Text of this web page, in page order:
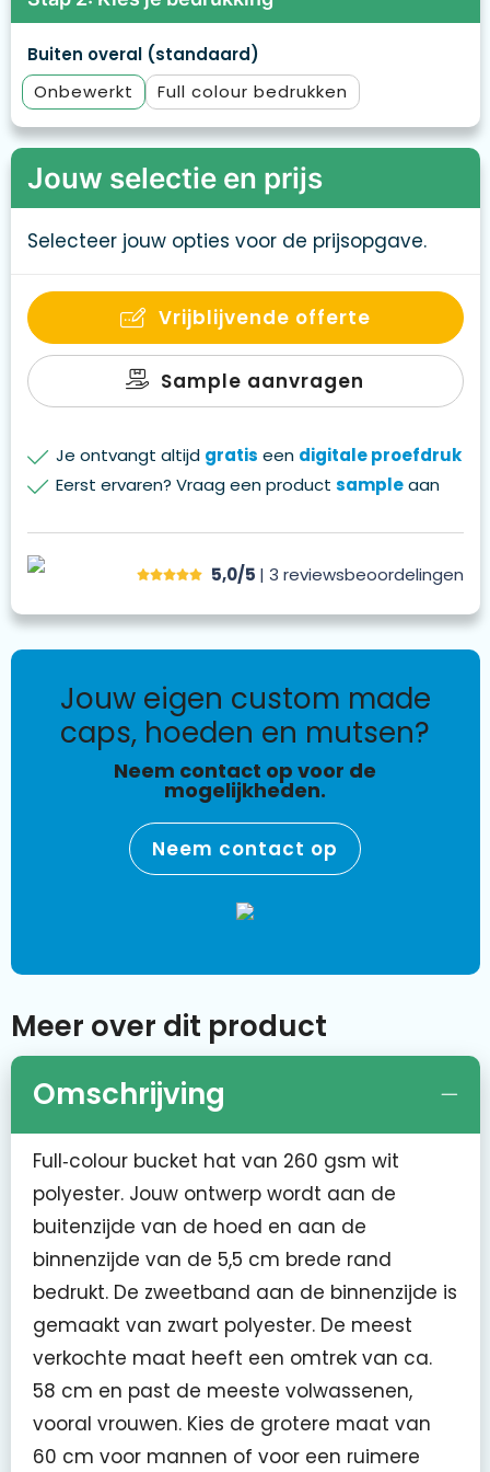
Buiten overal (standaard)
Onbewerkt
Full colour
Jouw selectie en prijs
Selecteer jouw opties voor de prijsopgave.
Vrijblijvende offerte
Sample aanvragen
Je ontvangt altijd gratis een digitale proefdruk
Eerst ervaren? Vraag een product sampleaan
5,0/5 | 3 reviewsbeoordelingen
jouw eigen custom made
caps, hoeden en mutsen?
Neem contact op voor de
mogelijkheden.
Neem contact op
Meer over dit product
Omschrijving
Full‑colour bucket hat van 260 gsm wit
polyester. Jouw ontwerp wordt aan de
buitenzijde van de hoed en aan de
binnenzijde van de 5,5 cm brede rand
bedrukt. De zweetband aan de binnenzijde is
gemaakt van zwart polyester. De meest
verkochte maat heeft een omtrek van ca.
58 cm en past de meeste volwassenen,
vooral vrouwen. Kies de grotere maat van
60 cm voor mannen of voor een ruimere